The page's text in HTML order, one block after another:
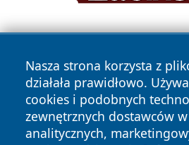
Nasza strona korzysta z
działała prawidłowo.
cookies i podobnych
zewnętrznych dostawców
analitycznych,
Copyright © 2026 terazgniezno.pl
zastrzeżone.